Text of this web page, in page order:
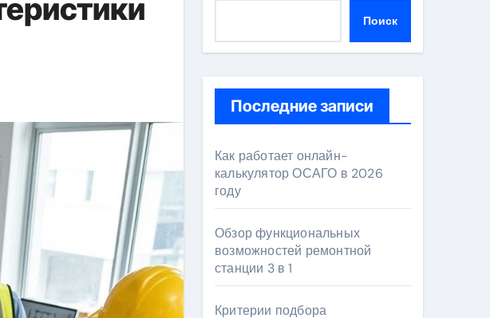
Поиск
Последние записи
Как работает онлайн-
калькулятор ОСАГО в 2026
году
Обзор функциональных
возможностей ремонтной
станции 3 в 1
Критерии подбора